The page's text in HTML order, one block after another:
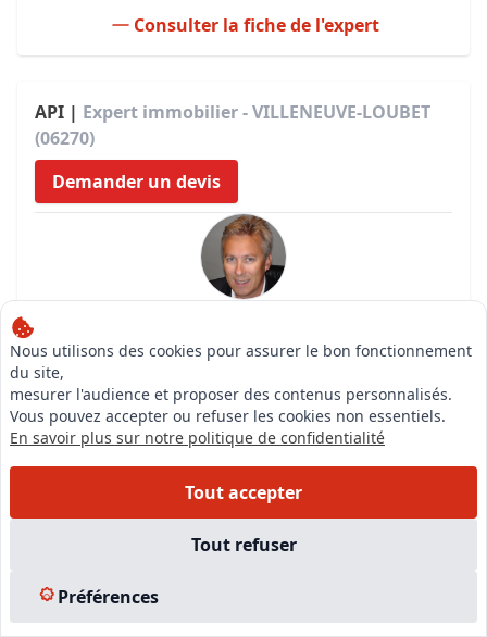
Consulter la fiche de l'expert
API | Expert immobilier - VILLENEUVE-LOUBET
(06270)
Demander un devis
VENGEON LAURENT
Compétences
Expert immobilier valeur vénale en biens
d'habitations
Consulter la fiche de l'expert
Expert immobilier -
Demander un devis
Nous utilisons des cookies pour assurer le bon fonctionnement
du site,
mesurer l'audience et proposer des contenus personnalisés.
Vous pouvez accepter ou refuser les cookies non essentiels.
En savoir plus sur notre politique de confidentialité
Tout accepter
Tout refuser
Préférences